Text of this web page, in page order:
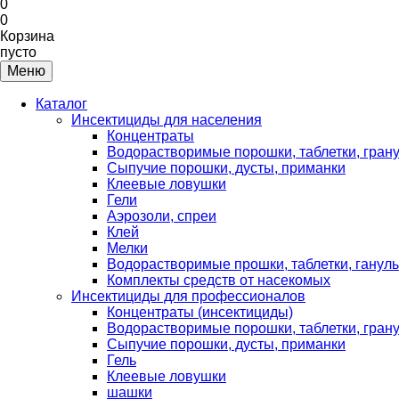
0
0
Корзина
пусто
Меню
Каталог
Инсектициды для населения
Концентраты
Водорастворимые порошки, таблетки,
Сыпучие порошки, дусты, приманки
Клеевые ловушки
Гели
Аэрозоли, спреи
Клей
Мелки
Водорастворимые прошки, таблетки,
Комплекты средств от насекомых
Инсектициды для профессионалов
Концентраты (инсектициды)
Водорастворимые порошки, таблетки,
Сыпучие порошки, дусты, приманки
Гель
Клеевые ловушки
шашки